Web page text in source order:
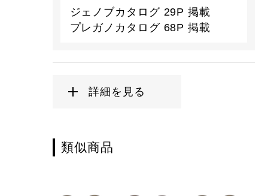
ジェノブカタログ 29P 掲載
プレガノカタログ 68P 掲載
詳細を見る
類似商品